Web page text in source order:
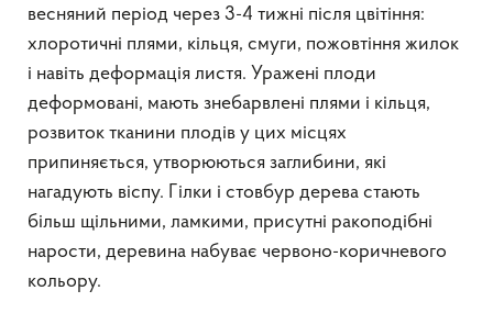
весняний період через 3-4 тижні після цвітіння:
хлоротичні плями, кільця, смуги, пожовтіння жилок
і навіть деформація листя. Уражені плоди
деформовані, мають знебарвлені плями і кільця,
розвиток тканини плодів у цих місцях
припиняється, утворюються заглибини, які
нагадують віспу. Гілки і стовбур дерева стають
більш щільними, ламкими, присутні ракоподібні
нарости, деревина набуває червоно-коричневого
кольору.